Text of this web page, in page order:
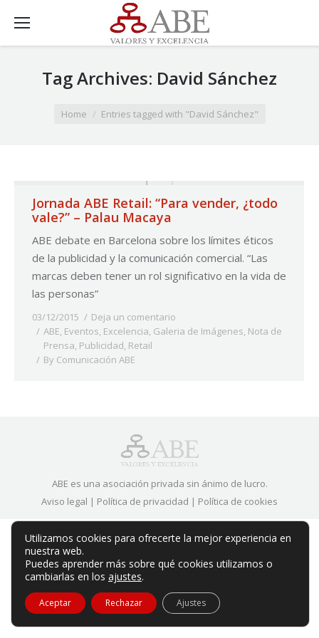
Tag Archives: David Sánchez
Home Entries tagged with "David Sánchez"
Jornada ABE Retail: “Para vender, ¿todo
vale?” – Palau Macaya
ABE debate en Barcelona sobre los límites éticos
de la publicidad y la comunicación comercial. “Las
marcas deben tener un rol significativo en la vida de
las personas”
03/12/2015
Deja un comentario
ABE, Eventos, Excelencia, Galeria de Imágenes, Nota de
Prensa, Publicidad, Retail
By Comunicación ABE
ABE es una asociación privada sin ánimo de lucro.
Aviso legal | Política de privacidad | Política de cookies
Utilizamos cookies para ofrecerte la mejor experiencia en
nuestra web.
Puedes aprender más sobre qué cookies utilizamos o
cambiarlas en los ajustes.
Aceptar Rechazar Ajustes